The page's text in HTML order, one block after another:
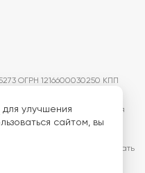
ОГРН 1216600030250 КПП
офертой. Изображения
Поставщик оставляет за
товаров без
если это не влияет на
cookie, чтобы делать
с
конфиденциальности.
для улучшения
сайтом, вы